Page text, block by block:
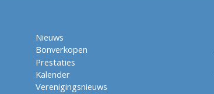
Nieuws
Bonverkopen
Prestaties
Kalender
Verenigingsnieuws